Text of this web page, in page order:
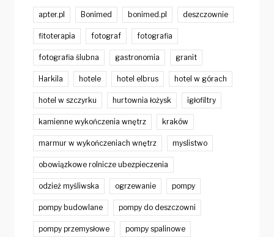
apter.pl Bonimed bonimed.pl deszczownie
fitoterapia fotograf fotografia
fotografia ślubna gastronomia granit
Harkila hotele hotel elbrus hotel w górach
hotel w szczyrku hurtownia łożysk igłofiltry
kamienne wykończenia wnętrz kraków
marmur w wykończeniach wnętrz myslistwo
obowiązkowe rolnicze ubezpieczenia
odzież myśliwska ogrzewanie pompy
pompy budowlane pompy do deszczowni
pompy przemysłowe pompy spalinowe